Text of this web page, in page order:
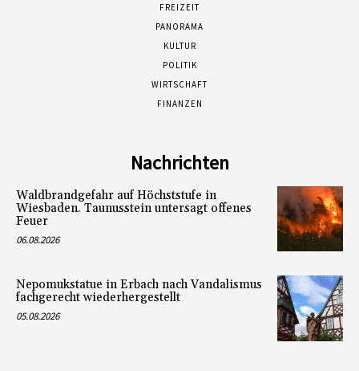
FREIZEIT
PANORAMA
KULTUR
POLITIK
WIRTSCHAFT
FINANZEN
Nachrichten
Waldbrandgefahr auf Höchststufe in
Wiesbaden. Taunusstein untersagt offenes
Feuer
06.08.2026
Nepomukstatue in Erbach nach Vandalismus
fachgerecht wiederhergestellt
05.08.2026